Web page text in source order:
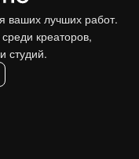
ваших лучших работ.
креаторов,
студий.